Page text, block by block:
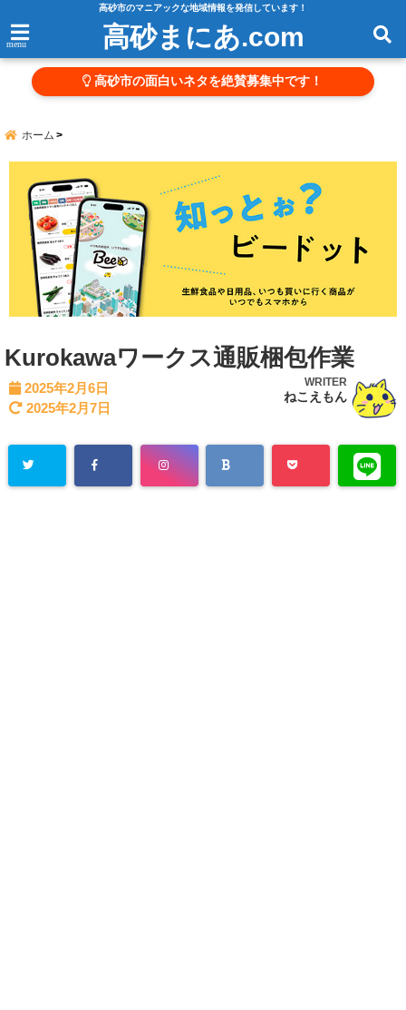
高砂市のマニアックな地域情報を発信しています！
menu 高砂まにあ.com
高砂市の面白いネタを絶賛募集中です！
ホーム
Kurokawaワークス通販梱包作業
2025年2月6日
2025年2月7日
WRITER
ねこえもん